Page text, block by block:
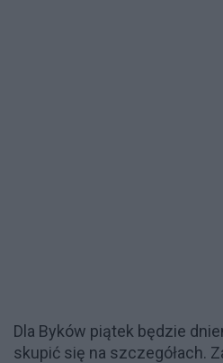
Dla Byków piątek będzie
skupić się na szczegółach.